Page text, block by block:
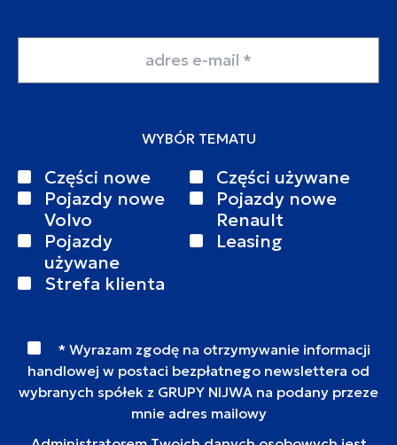
WYBÓR TEMATU
Części nowe
Części używane
Pojazdy nowe
Volvo
Pojazdy nowe
Renault
Pojazdy
używane
Leasing
Strefa klienta
* Wyrazam zgodę na otrzymywanie informacji
handlowej w postaci bezpłatnego newslettera od
wybranych spółek z GRUPY NIJWA na podany przeze
mnie adres mailowy